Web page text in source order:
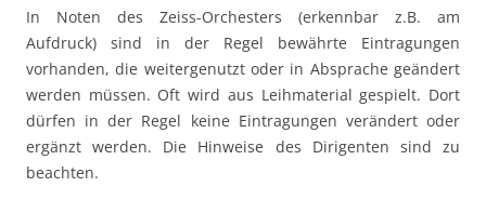
In Noten des Zeiss-Orchesters (erkennbar z.B. am
Aufdruck) sind in der Regel bewährte Eintragungen
vorhanden, die weitergenutzt oder in Absprache geändert
werden müssen. Oft wird aus Leihmaterial gespielt. Dort
dürfen in der Regel keine Eintragungen verändert oder
ergänzt werden. Die Hinweise des Dirigenten sind zu
beachten.